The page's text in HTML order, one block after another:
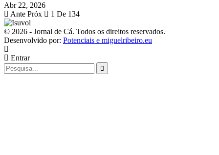
Abr 22, 2026
Ante Próx 1 De 134
© 2026 - Jornal de Cá. Todos os direitos reservados.
Desenvolvido por: Potenciais e miguelribeiro.eu
Entrar